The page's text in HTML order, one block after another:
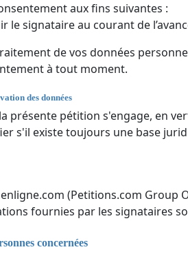
aux fins suivantes :
le signataire au courant de
de vos données
à tout moment.
des données
présente pétition s'engage, en
s'il existe toujours une base
(Petitions.com
fournies par les signataires
concernées